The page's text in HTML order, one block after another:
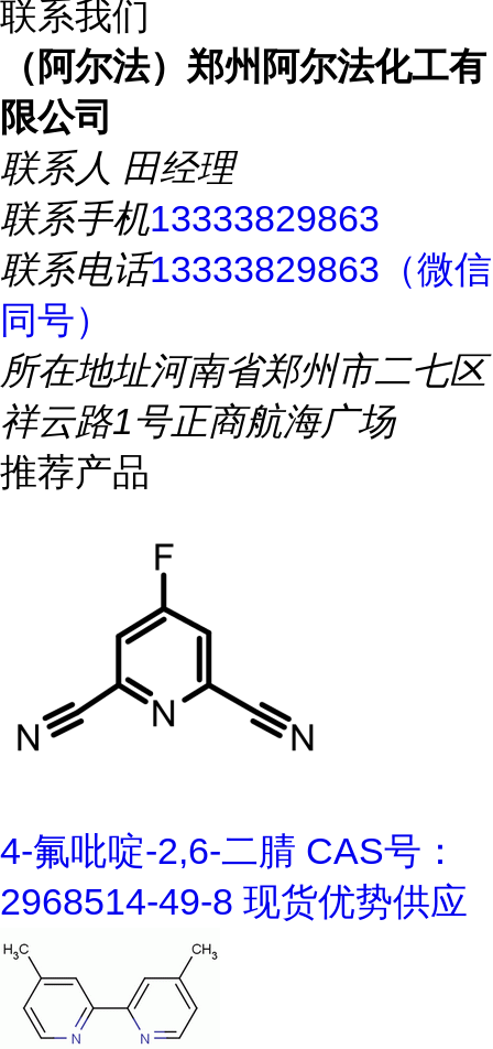
联系我们
（阿尔法）郑州阿尔法化工有
限公司
联系人 田经理
联系手机13333829863
联系电话13333829863（微信
同号）
所在地址河南省郑州市二七区
祥云路1号正商航海广场
推荐产品
4-氟吡啶-2,6-二腈 CAS号：
2968514-49-8 现货优势供应